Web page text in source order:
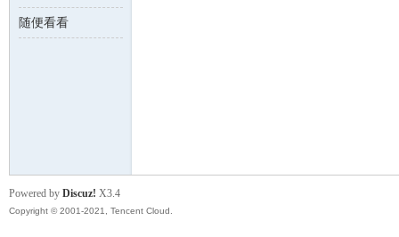
随便看看
Powered by Discuz! X3.4
Copyright © 2001-2021, Tencent Cloud.